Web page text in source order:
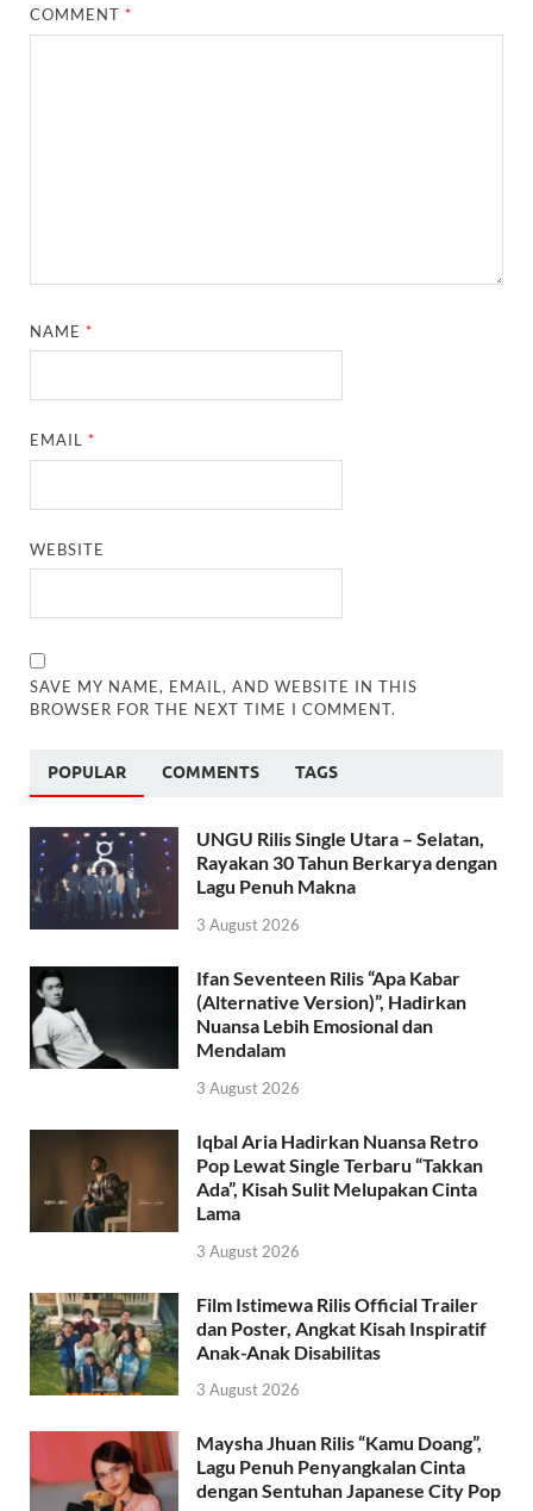
COMMENT*
NAME*
EMAIL*
WEBSITE
SAVE MY NAME, EMAIL, AND WEBSITE IN THIS
BROWSER FOR THE NEXT TIME I COMMENT.
POPULAR COMMENTS TAGS
UNGU Rilis Single Utara – Selatan,
Rayakan 30 Tahun Berkarya dengan
Lagu Penuh Makna
3 August 2026
Ifan Seventeen Rilis “Apa Kabar
(Alternative Version)”, Hadirkan
Nuansa Lebih Emosional dan
Mendalam
3 August 2026
Iqbal Aria Hadirkan Nuansa Retro
Pop Lewat Single Terbaru “Takkan
Ada”, Kisah Sulit Melupakan Cinta
Lama
3 August 2026
Film Istimewa Rilis Official Trailer
dan Poster, Angkat Kisah Inspiratif
Anak-Anak Disabilitas
3 August 2026
Maysha Jhuan Rilis “Kamu Doang”,
Lagu Penuh Penyangkalan Cinta
dengan Sentuhan Japanese City Pop